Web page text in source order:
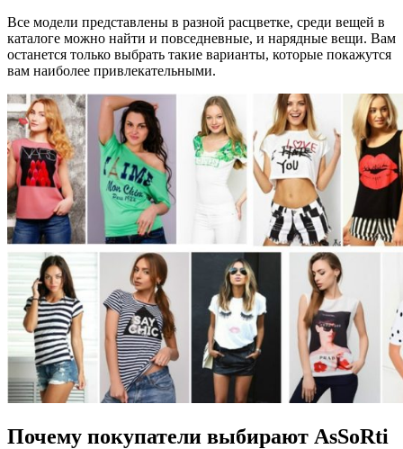
Все модели представлены в разной расцветке, среди вещей в
каталоге можно найти и повседневные, и нарядные вещи. Вам
останется только выбрать такие варианты, которые покажутся
вам наиболее привлекательными.
Почему покупатели выбирают AsSoRti